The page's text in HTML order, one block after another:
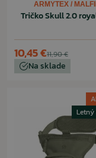
ARMYTEX /
Tričko Skull 2.0
11,90 €
10,45 €
Na sklade